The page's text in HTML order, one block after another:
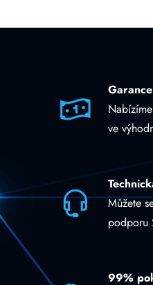
ve
Můžete
podporu
99%